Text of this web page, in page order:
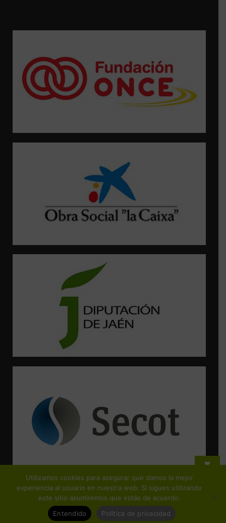
© Copyright FEJIDIF
▼
¡Suscríbete y no te pierdas ninguna de nuestras actividades!
Utilizamos cookies para asegurar que damos la mejor
experiencia al usuario en nuestra web. Si sigues utilizando
este sitio asumiremos que estás de acuerdo.
Entendido
Política de privacidad